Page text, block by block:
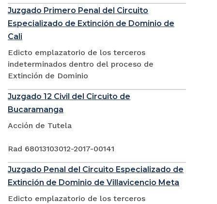
Juzgado Primero Penal del Circuito
Especializado de Extinción de Dominio de
Cali
Edicto emplazatorio de los terceros
indeterminados dentro del proceso de
Extinción de Dominio
Juzgado 12 Civil del Circuito de
Bucaramanga
Acción de Tutela
Rad 68013103012-2017-00141
Juzgado Penal del Circuito Especializado de
Extinción de Dominio de Villavicencio Meta
Edicto emplazatorio de los terceros